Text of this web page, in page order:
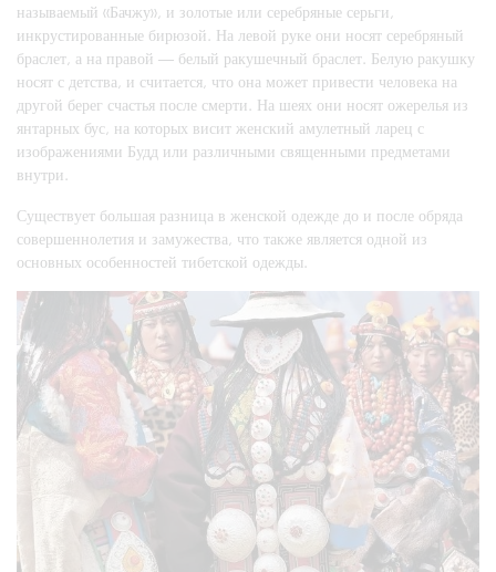
называемый «Бачжу», и золотые или серебряные серьги,
инкрустированные бирюзой. На левой руке они носят серебряный
браслет, а на правой — белый ракушечный браслет. Белую ракушку
носят с детства, и считается, что она может привести человека на
другой берег счастья после смерти. На шеях они носят ожерелья из
янтарных бус, на которых висит женский амулетный ларец с
изображениями Будд или различными священными предметами
внутри.
Существует большая разница в женской одежде до и после обряда
совершеннолетия и замужества, что также является одной из
основных особенностей тибетской одежды.